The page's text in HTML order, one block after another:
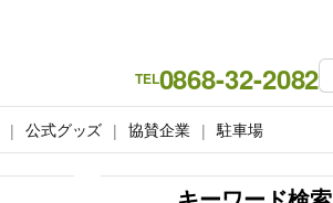
TEL0868-32-2082
公式グッズ 協賛企業 駐車場